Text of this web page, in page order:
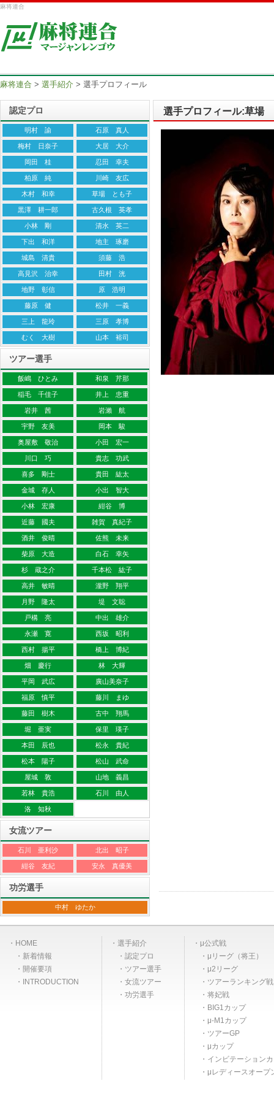
麻将連合
麻将連合 > 選手紹介 > 選手プロフィール
選手プロフィール:草場
認定プロ
明村 諭 石原 真人
梅村 日奈子 大居 大介
岡田 桂 忍田 幸夫
柏原 純 川崎 友広
木村 和幸 草場 とも子
黒澤 耕一郎 古久根 英孝
小林 剛 清水 英二
下出 和洋 地主 琢磨
城島 清貴 須藤 浩
高見沢 治幸 田村 洸
地野 彰信 原 浩明
藤原 健 松井 一義
三上 龍玲 三原 孝博
むく 大樹 山本 裕司
ツアー選手
飯嶋 ひとみ 和泉 芹那
稲毛 千佳子 井上 忠重
岩井 茜 岩瀨 航
宇野 友美 岡本 駿
奥屋敷 敬治 小田 宏一
川口 巧 貴志 功武
喜多 剛士 貴田 紘太
金城 存人 小出 智大
小林 宏康 紺谷 博
近藤 國夫 雑賀 真紀子
酒井 俊晴 佐熊 未来
柴原 大造 白石 幸矢
杉 蔵之介 千本松 紘子
高井 敏晴 瀧野 翔平
月野 隆太 堤 文聡
戸構 亮 中出 雄介
永瀬 寛 西坂 昭利
西村 揚平 橋上 博紀
畑 慶行 林 大輝
平岡 武広 廣山美奈子
福原 慎平 藤川 まゆ
藤田 樹木 古中 翔馬
堀 亜実 保里 瑛子
本田 辰也 松永 貴紀
松本 陽子 松山 武命
屋城 敦 山地 義昌
若林 貴浩 石川 由人
洛 知秋
女流ツアー
石川 亜利沙 北出 昭子
紺谷 友紀 安永 真優美
功労選手
中村 ゆたか
HOME
新着情報
開催要項
INTRODUCTION
選手紹介
認定プロ
ツアー選手
女流ツアー
功労選手
μ公式戦
μリーグ（将王）
μ2リーグ
ツアーランキング
将妃戦
BIG1カップ
μ-M1カップ
ツアーGP
μカップ
インビテーション
μレディースオープ